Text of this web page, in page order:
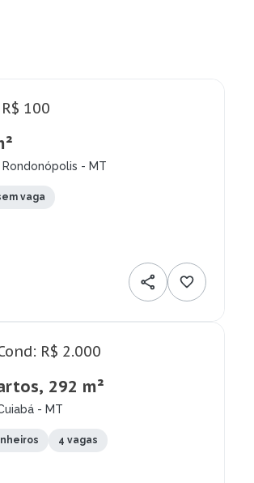
100
- MT
vaga
R$ 2.000
292 m²
- MT
4 vagas